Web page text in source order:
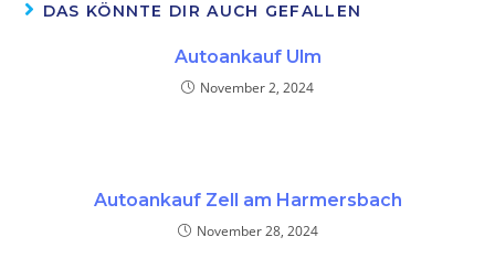
DAS KÖNNTE DIR AUCH GEFALLEN
Autoankauf Ulm
November 2, 2024
Autoankauf Zell am Harmersbach
November 28, 2024